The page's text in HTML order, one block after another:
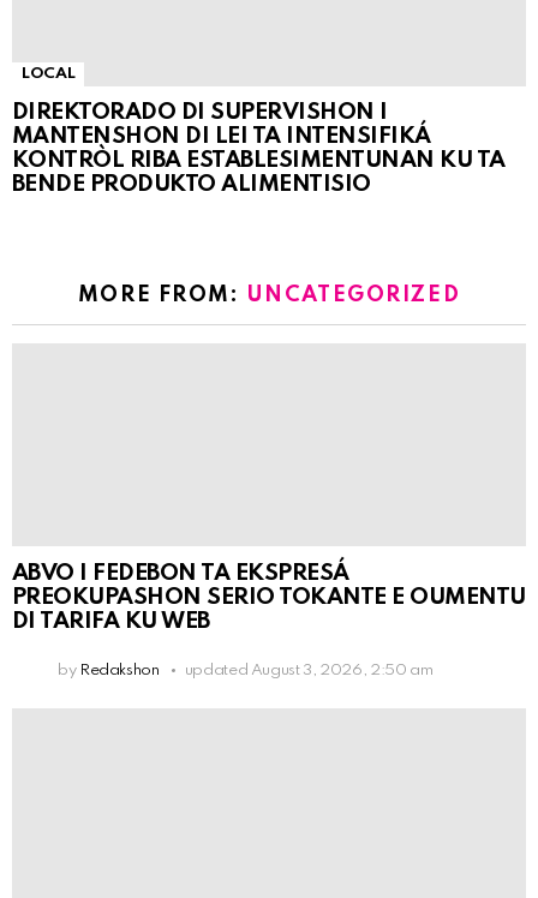
LOCAL
DIREKTORADO DI SUPERVISHON I
MANTENSHON DI LEI TA INTENSIFIKÁ
KONTRÒL RIBA ESTABLESIMENTUNAN KU TA
BENDE PRODUKTO ALIMENTISIO
MORE FROM: UNCATEGORIZED
ABVO I FEDEBON TA EKSPRESÁ
PREOKUPASHON SERIO TOKANTE E OUMENTU
DI TARIFA KU WEB
by Redakshon updated August 3, 2026, 2:50 am